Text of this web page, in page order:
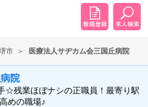
市 医療法人サヂカム会三国丘病院
院
☆残業ほぼナシの正職員！最寄り駅
めの職場♪